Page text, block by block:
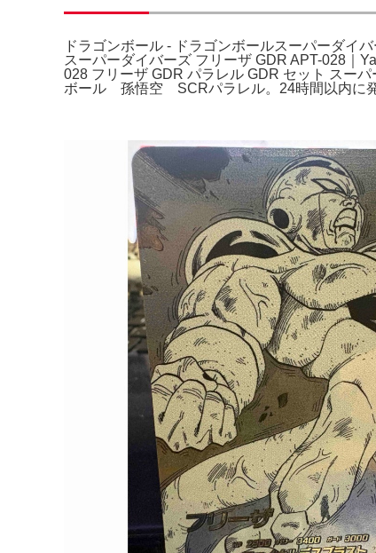
ドラゴンボール - ドラゴンボールスーパーダイ
スーパーダイバーズ フリーザ GDR APT-028
028 フリーザ GDR パラレル GDR セット スー
ボール 孫悟空 SCRパラレル。24時間以内に